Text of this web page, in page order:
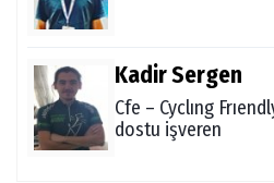
Kadir Sergen
Cfe – Cyclıng
dostu işveren